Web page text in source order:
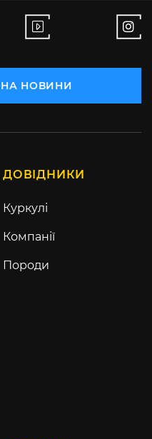
НА НОВИНИ
ДОВІДНИКИ
Куркулі
Компанії
Породи